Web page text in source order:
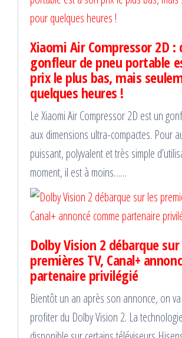
Xiaomi Air Compressor 2D :
gonfleur de pneu portable
prix le plus bas, mais
quelques heures !
Le Xiaomi Air Compressor 2D est un
aux dimensions ultra-compactes. Pour
puissant, polyvalent et très simple
moment, il est à moins……
Dolby Vision 2 débarque
premières TV, Canal+
partenaire privilégié
Bientôt un an après son annonce, on
profiter du Dolby Vision 2. La